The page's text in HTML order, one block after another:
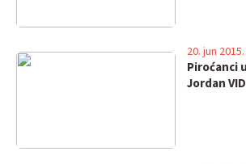
Piroćanci
Jordan
20. jun